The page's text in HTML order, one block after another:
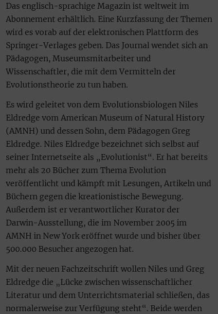
Das englisch-sprachige Magazin ist weltweit im
Abonnement erhältlich. Eine Kurzfassung der Themen
wird es vorab auf der elektronischen Plattform des
Springer-Verlages geben. Das Journal wendet sich an
Pädagogen, Museumsmitarbeiter und
Wissenschaftler, die mit dem Vermitteln der
Evolutionstheorie zu tun haben.
Es wird geleitet von dem Evolutionsbiologen Niles
Eldredge vom American Museum of Natural History
(AMNH) und dessen Sohn, dem Pädagogen Greg
Eldredge. Niles Eldredge bezeichnet sich selbst auf
seiner Internetseite als „Evolutionist“. Er hat bereits
mehr als 20 Bücher zum Thema Evolution
veröffentlicht und kämpft mit Lesungen, Artikeln und
Büchern gegen die kreationistische Bewegung.
Außerdem ist er verantwortlicher Kurator der
Darwin-Ausstellung, die im November 2005 im
AMNH in New York eröffnet wurde und bisher über
500.000 Besucher angezogen hat.
Mit der neuen Fachzeitschrift wollen Niles und Greg
Eldredge die „Lücke zwischen wissenschaftlicher
Literatur und dem Unterrichtsmaterial schließen, das
normalerweise zur Verfügung steht“. Beide werden